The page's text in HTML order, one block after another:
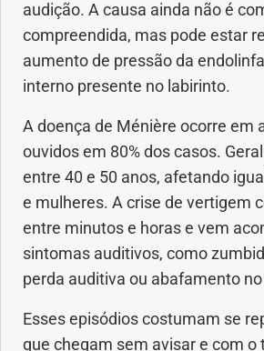
audição. A causa ainda não é
compreendida, mas pode estar
aumento de pressão da
interno presente no labirinto.
A doença de Ménière ocorre em
ouvidos em 80% dos casos.
entre 40 e 50 anos, afetando
e mulheres. A crise de vertigem
entre minutos e horas e vem
sintomas auditivos, como
perda auditiva ou abafamento
Esses episódios costumam se
que chegam sem avisar e com o